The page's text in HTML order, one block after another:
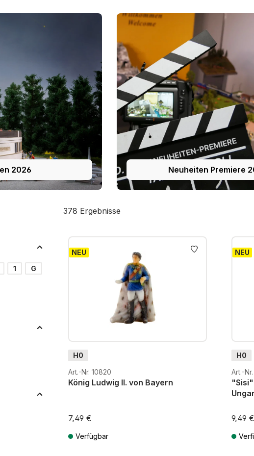
2026 Neuheiten Premiere
1
G
378 Ergebnisse
NEU
H0
Art.-Nr. 10820
König Ludwig II. von Bayern
7,49 €
Verfügbar
NEU
H0
Art.-Nr.
9,49 €